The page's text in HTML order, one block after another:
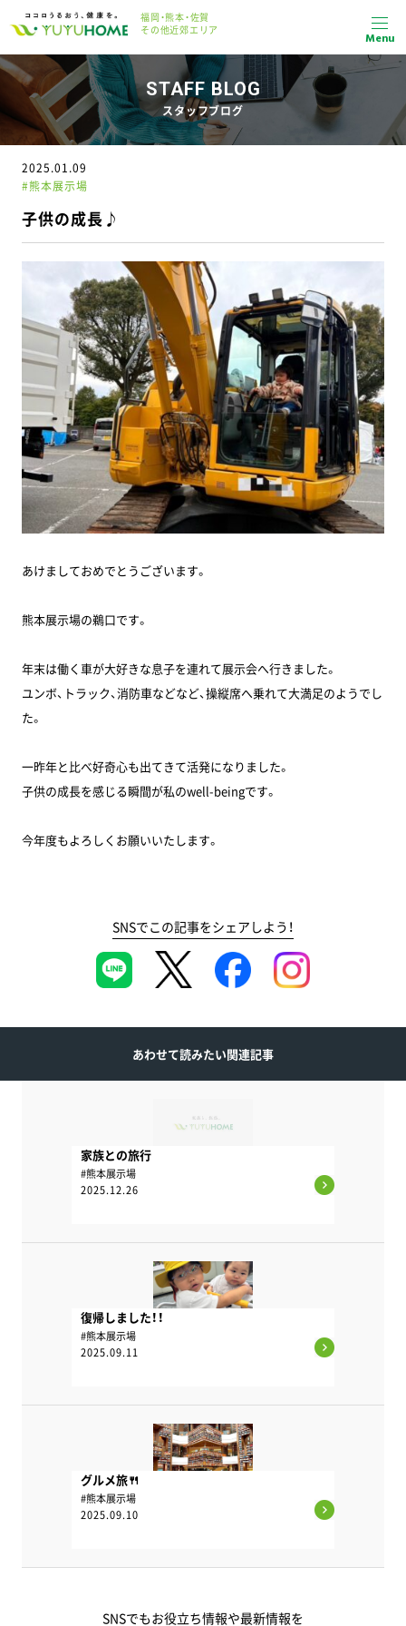
福岡・熊本・佐賀
その他近郊エリア
Menu
STAFF BLOG
スタッフブログ
2025.01.09
#熊本展示場
子供の成長♪
あけましておめでとうございます。
熊本展示場の鵜口です。
年末は働く車が大好きな息子を連れて展示会へ行きました。
ユンボ、トラック、消防車などなど、操縦席へ乗れて大満足のようでし
た。
一昨年と比べ好奇心も出てきて活発になりました。
子供の成長を感じる瞬間が私のwell-beingです。
今年度もよろしくお願いいたします。
SNSでこの記事をシェアしよう！
あわせて読みたい関連記事
#熊本展示場
家族との旅行
2025.12.26
#熊本展示場
復帰しました！！
2025.09.11
#熊本展示場
グルメ旅🍴
2025.09.10
SNSでもお役立ち情報や最新情報を